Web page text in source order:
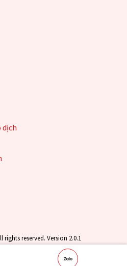
dịch
reserved. Version 2.0.1